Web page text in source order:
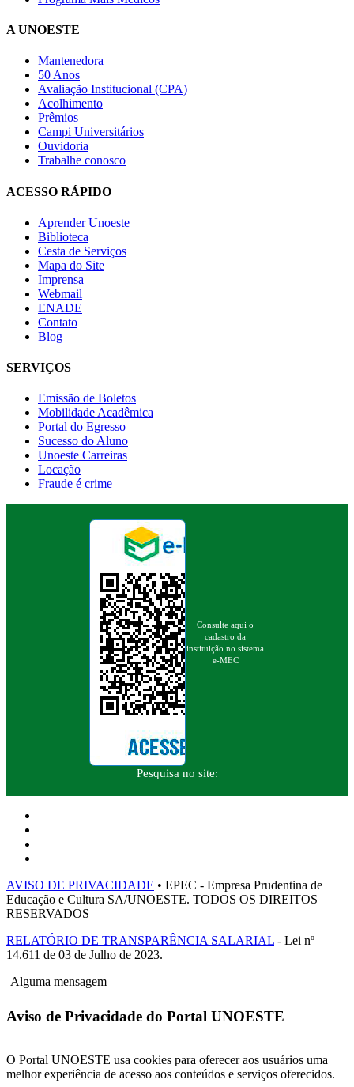
A UNOESTE
Mantenedora
50 Anos
Avaliação Institucional (CPA)
Acolhimento
Prêmios
Campi Universitários
Ouvidoria
Trabalhe conosco
ACESSO RÁPIDO
Aprender Unoeste
Biblioteca
Cesta de Serviços
Mapa do Site
Imprensa
Webmail
ENADE
Contato
Blog
SERVIÇOS
Emissão de Boletos
Mobilidade Acadêmica
Portal do Egresso
Sucesso do Aluno
Unoeste Carreiras
Locação
Fraude é crime
Consulte aqui o
cadastro da
instituição no sistema
e-MEC
Pesquisa no site:
AVISO DE PRIVACIDADE • EPEC - Empresa Prudentina de
Educação e Cultura SA/UNOESTE. TODOS OS DIREITOS
RESERVADOS
RELATÓRIO DE TRANSPARÊNCIA SALARIAL - Lei nº
14.611 de 03 de Julho de 2023.
Alguma mensagem
Aviso de Privacidade do Portal UNOESTE
O Portal UNOESTE usa cookies para oferecer aos usuários uma
melhor experiência de acesso aos conteúdos e serviços oferecidos.